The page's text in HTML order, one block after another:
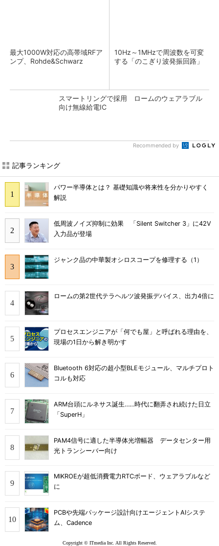
最大1000W対応の高帯域RFア
ンプ、Rohde&Schwarz
10Hz～1MHzで周波数を可変
する「のこぎり波発振回路」
スマートリングで採用 ロームのウェアラブル
向け無線給電IC
Recommended by
記事ランキング
パワー半導体とは？ 基礎知識や将来性を分かりやすく
解説
低周波ノイズ抑制に効果 「Silent Switcher 3」に42V
入力品が登場
ジャンク品の中華製オシロスコープを修理する（1）
ロームの第2世代テラヘルツ波発振デバイス、出力4倍に
プロセスエンジニアが「何でも屋」と呼ばれる理由を、
現場の1日から解き明かす
Bluetooth 6対応の超小型BLEモジュール、マルチプロト
コルも対応
ARM台頭にルネサス誕生……時代に翻弄され続けた日立
「SuperH」
PAM4信号に適した半導体光増幅器 データセンター用
光トランシーバー向け
MIKROEが超低消費電力RTCボード、ウェアラブルなど
に
PCBや先端パッケージ設計向けエージェントAIシステ
ム、Cadence
Copyright © ITmedia Inc. All Rights Reserved.